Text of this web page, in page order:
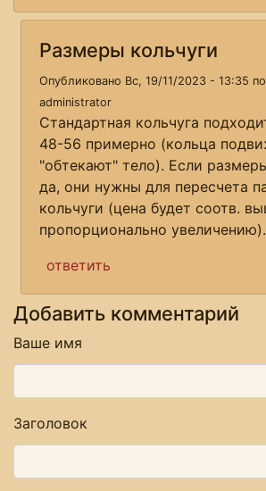
Размеры кольчуги
Опубликовано Вс, 19/11/2023 - 13:35
administrator
Стандартная кольчуга
48-56 примерно (кольца
"обтекают" тело). Если
да, они нужны для пересчета
кольчуги (цена будет соотв.
пропорционально увеличению).
ответить
Добавить комментарий
Ваше имя
Заголовок